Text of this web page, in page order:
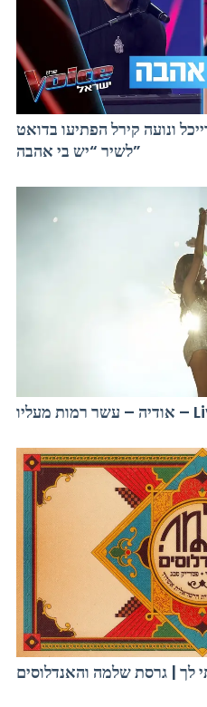
ונועה קירל הפתיעו בדואט
לשיר “יש בי אהבה”
לך | גרסת שלמה והאנדלוסים